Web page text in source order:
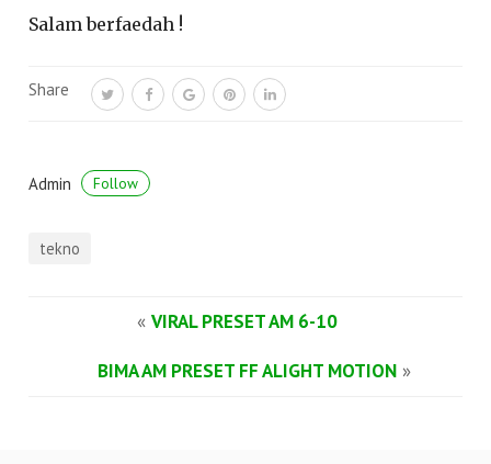
Salam berfaedah !
Share
Admin Follow
tekno
« VIRAL PRESET AM 6-10
BIMA AM PRESET FF ALIGHT MOTION»